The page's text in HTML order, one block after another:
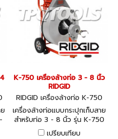
K-750 เครื่องล้างท่อ 3 - 8 นิ้ว
RIDGID
RIDGID เครื่องล้างท่อ K-750
เครื่องล้างท่อแบบกระปุกเก็บสาย
สำหรับท่อ 3 - 8 นิ้ว รุ่น K-750
เปรียบเทียบ